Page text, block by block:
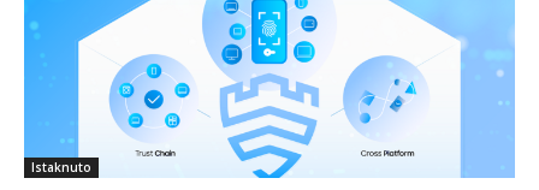
Istaknuto